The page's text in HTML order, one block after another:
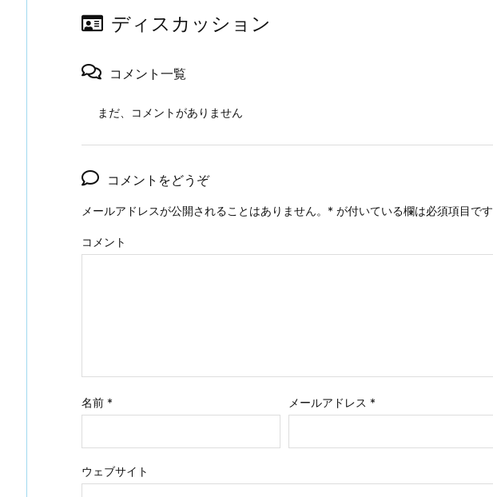
ディスカッション
コメント一覧
まだ、コメントがありません
コメントをどうぞ
メールアドレスが公開されることはありません。 * が付いている欄は必須項目です
コメント
名前 * メールアドレス *
ウェブサイト